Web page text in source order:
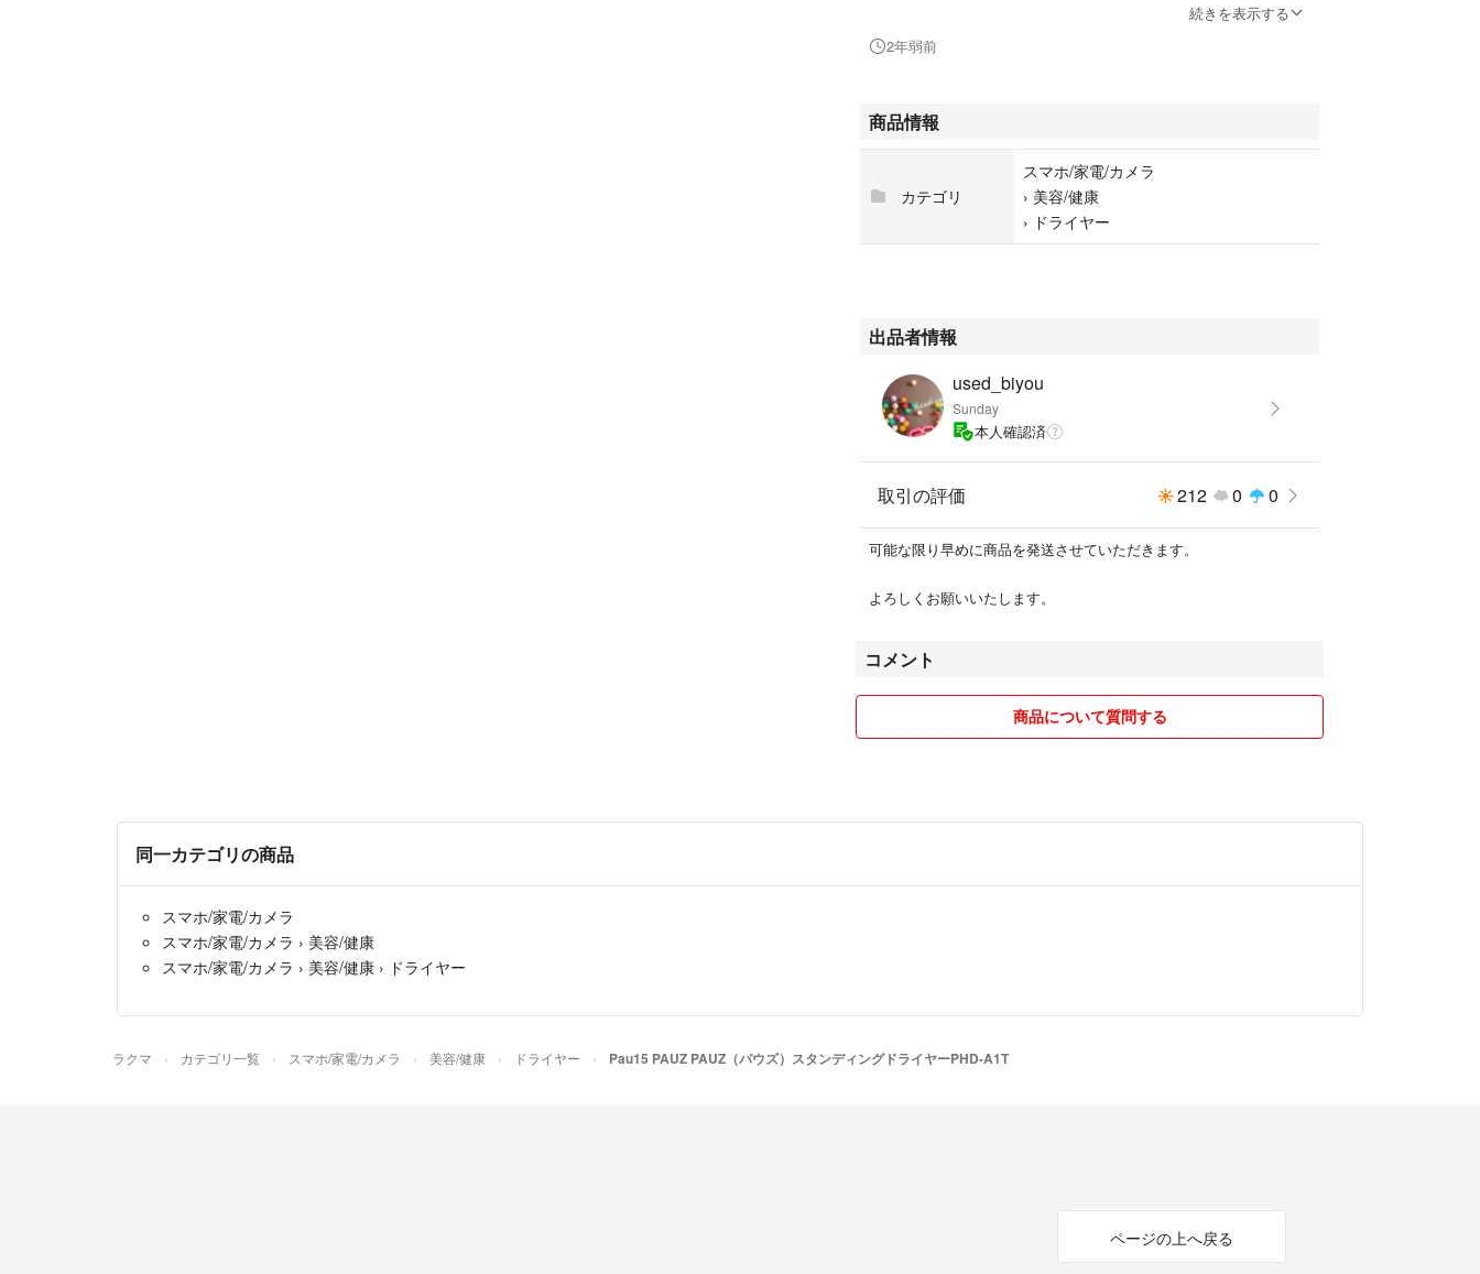
・購入時期 使用期間 詳細不明
・発送 簡易梱包です。箱ごとプチプチで包んで宅急便で発送致しま
【お願い】
※出品している商品は、あくまでも中古品になります。
完璧を求められる方は購入しないでくださいね。
他で購入して下さい。
※返品、返金、クレームにも一切対応致しません。
※すぐに『事務局対応です。』などと言ってくる方も購入不可です。
※面倒事とトラブル防止のため、ご不明な点、ご質問は購入前に必ず
神経質な方の購入はお控え下さい。
たまにいらっしゃる面倒な方と取引をしたくないのでこの様な事を書
続きを表示する
2年弱前
商品情報
カテゴリ
スマホ/家電/カメラ
› 美容/健康
› ドライヤー
出品者情報
used_biyou
Sunday
本人確認済
取引の評価 212 0 0
可能な限り早めに商品を発送させていただきます。
よろしくお願いいたします。
コメント
商品について質問する
同一カテゴリの商品
スマホ/家電/カメラ
スマホ/家電/カメラ › 美容/健康
スマホ/家電/カメラ › 美容/健康 › ドライヤー
ラクマ カテゴリ一覧 スマホ/家電/カメラ 美容/健康 ドライヤー Pau15 PAUZ PAUZ（パウズ）スタンディングドライヤーPHD-A1T
ページの上へ戻る